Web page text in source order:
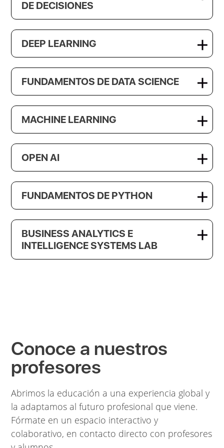
DE DECISIONES
DEEP LEARNING
FUNDAMENTOS DE DATA SCIENCE
MACHINE LEARNING
OPEN AI
FUNDAMENTOS DE PYTHON
BUSINESS ANALYTICS E
INTELLIGENCE SYSTEMS LAB
Conoce a nuestros
profesores
Abrimos la educación a una experiencia global y
la adaptamos al futuro profesional que viene.
Fórmate en un espacio interactivo y
colaborativo, en contacto directo con profesores